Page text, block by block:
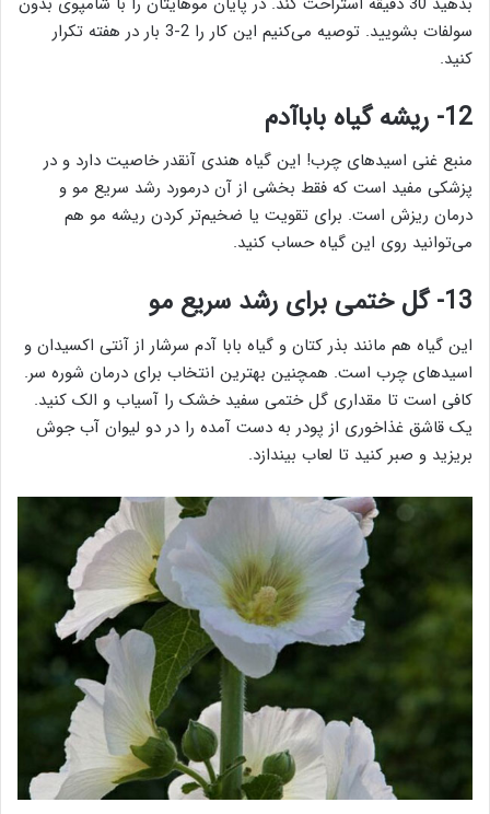
سولفات بشویید. توصیه می‌کنیم این کار را 2-3 بار در هفته تکرار
کنید.
12- ریشه گیاه باباآدم
منبع غنی اسیدهای چرب! این گیاه هندی آنقدر خاصیت دارد و در
پزشکی مفید است که فقط بخشی از آن درمورد رشد سریع مو و
درمان ریزش است. برای تقویت یا ضخیم‌تر کردن ریشه مو هم
می‌توانید روی این گیاه حساب کنید.
13- گل ختمی برای رشد سریع مو
این گیاه هم مانند بذر کتان و گیاه بابا آدم سرشار از آنتی اکسیدان و
اسیدهای چرب است. همچنین بهترین انتخاب برای درمان شوره سر.
کافی است تا مقداری گل ختمی سفید خشک را آسیاب و الک کنید.
یک قاشق غذاخوری از پودر به دست آمده را در دو لیوان آب جوش
بریزید و صبر کنید تا لعاب بیندازد.